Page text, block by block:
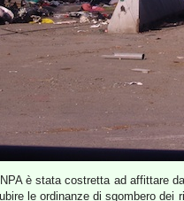
è stata costretta ad affittare
le ordinanze di sgombero